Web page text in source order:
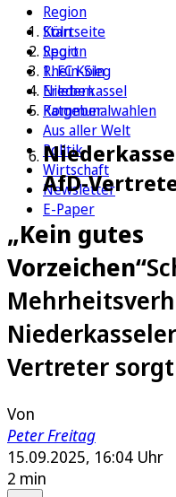
Region
Köln
Sport
1. FC Köln
Erleben
Ratgeber
Aus aller Welt
Politik
Wirtschaft
Newsletter
E-Paper
Startseite
Region
Rhein-Sieg
Niederkassel
Kommunalwahlen
AfD-
„Kein gutes
Vorzeichen“
Vertreter
Von
Peter Freitag
15.09.2025, 16:04 Uhr
2 min